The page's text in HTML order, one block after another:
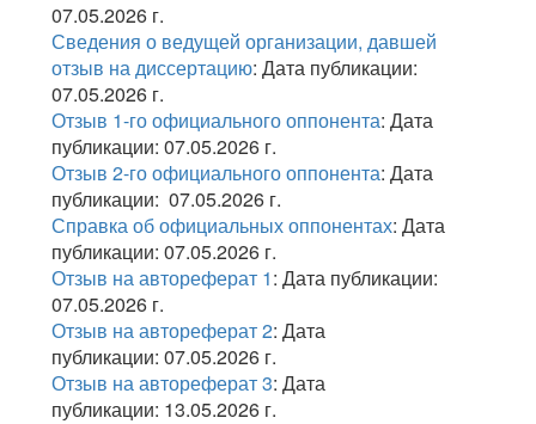
07.05.2026 г.
Сведения о ведущей организации, давшей
отзыв на диссертацию: Дата публикации:
07.05.2026 г.
Отзыв 1-го официального оппонента: Дата
публикации: 07.05.2026 г.
Отзыв 2-го официального оппонента: Дата
публикации: 07.05.2026 г.
Справка об официальных оппонентах: Дата
публикации: 07.05.2026 г.
Отзыв на автореферат 1: Дата публикации:
07.05.2026 г.
Отзыв на автореферат 2: Дата
публикации: 07.05.2026 г.
Отзыв на автореферат 3: Дата
публикации: 13.05.2026 г.